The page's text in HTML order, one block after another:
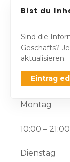
Bist du
Sind die
Geschäfts?
aktualisieren.
Eintrag
Montag
10:00 – 21:00
Dienstag